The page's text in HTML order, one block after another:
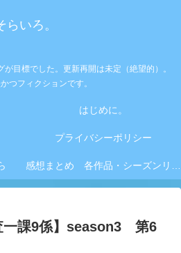
らいろ。
目標でした。更新再開は未定（絶望的）。
つフィクションです。
はじめに。
プライバシーポリシー
感想まとめ 各作品・シーズンリンク集
一課9係】season3 第6